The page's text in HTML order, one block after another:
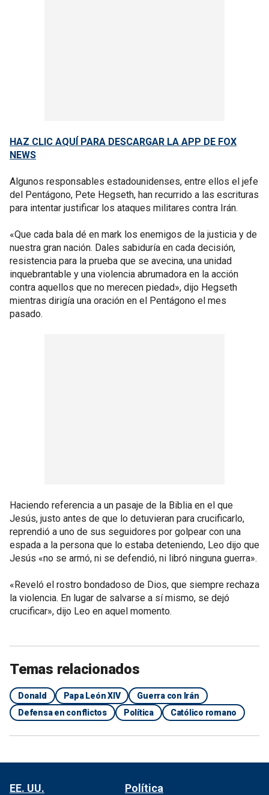
HAZ CLIC AQUÍ PARA DESCARGAR LA APP DE FOX
NEWS
Algunos responsables estadounidenses, entre ellos el jefe
del Pentágono, Pete Hegseth, han recurrido a las escrituras
para intentar justificar los ataques militares contra Irán.
«Que cada bala dé en mark los enemigos de la justicia y de
nuestra gran nación. Dales sabiduría en cada decisión,
resistencia para la prueba que se avecina, una unidad
inquebrantable y una violencia abrumadora en la acción
contra aquellos que no merecen piedad», dijo Hegseth
mientras dirigía una oración en el Pentágono el mes
pasado.
Haciendo referencia a un pasaje de la Biblia en el que
Jesús, justo antes de que lo detuvieran para crucificarlo,
reprendió a uno de sus seguidores por golpear con una
espada a la persona que lo estaba deteniendo, Leo dijo que
Jesús «no se armó, ni se defendió, ni libró ninguna guerra».
«Reveló el rostro bondadoso de Dios, que siempre rechaza
la violencia. En lugar de salvarse a sí mismo, se dejó
crucificar», dijo Leo en aquel momento.
Temas relacionados
Donald Papa León XIV
Guerra con Irán
Defensa en conflictos
Política Católico romano
EE. UU. Política